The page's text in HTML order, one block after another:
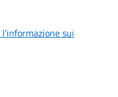
sui